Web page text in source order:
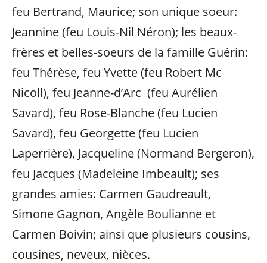
feu Bertrand, Maurice; son unique soeur:
Jeannine (feu Louis-Nil Néron); les beaux-
frères et belles-soeurs de la famille Guérin:
feu Thérèse, feu Yvette (feu Robert Mc
Nicoll), feu Jeanne-d’Arc (feu Aurélien
Savard), feu Rose-Blanche (feu Lucien
Savard), feu Georgette (feu Lucien
Laperrière), Jacqueline (Normand Bergeron),
feu Jacques (Madeleine Imbeault); ses
grandes amies: Carmen Gaudreault,
Simone Gagnon, Angèle Boulianne et
Carmen Boivin; ainsi que plusieurs cousins,
cousines, neveux, nièces.